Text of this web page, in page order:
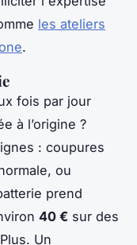
les ateliers
.
fois par jour
à l’origine ?
: coupures
ou
prend
40 € sur des
Un